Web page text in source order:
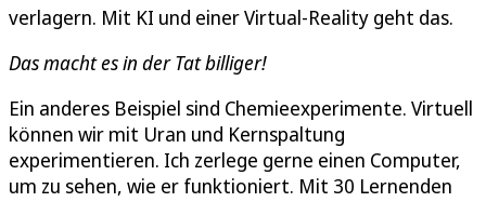
verlagern. Mit KI und einer Virtual-Reality geht das.
Das macht es in der Tat billiger!
Ein anderes Beispiel sind Chemieexperimente. Virtuell
können wir mit Uran und Kernspaltung
experimentieren. Ich zerlege gerne einen Computer,
um zu sehen, wie er funktioniert. Mit 30 Lernenden